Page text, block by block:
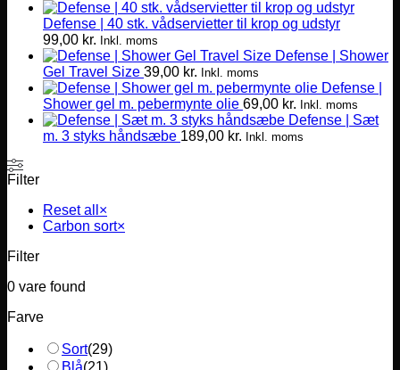
Defense | 40 stk. vådservietter til krop og udstyr
99,00 kr. Inkl. moms
Defense | Shower
Gel Travel Size 39,00 kr. Inkl. moms
Defense |
Shower gel m. pebermynte olie 69,00 kr. Inkl. moms
Defense | Sæt
m. 3 styks håndsæbe 189,00 kr. Inkl. moms
Filter
Reset all ×
Carbon sort×
Filter
0 vare found
Farve
Sort(29)
Blå(21)